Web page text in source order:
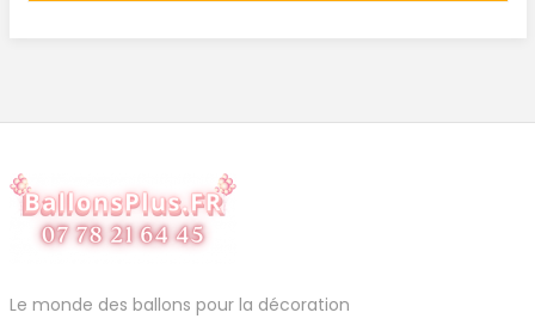
Le monde des ballons pour la décoration